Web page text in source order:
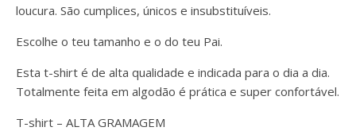
loucura. São cumplices, únicos e insubstituíveis.
Escolhe o teu tamanho e o do teu Pai.
Esta t-shirt é de alta qualidade e indicada para o dia a dia.
Totalmente feita em algodão é prática e super confortável.
T-shirt – ALTA GRAMAGEM